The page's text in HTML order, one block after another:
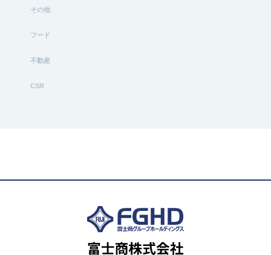
その他
フード
不動産
CSR